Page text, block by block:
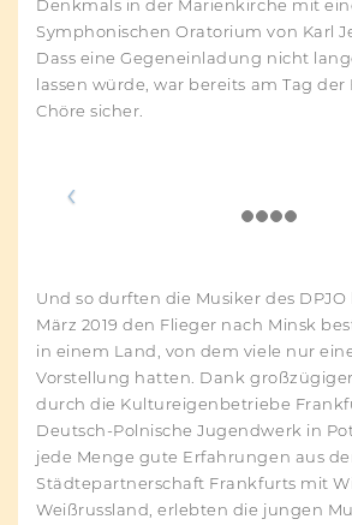
Denkmals in der Marienkirche mit
Symphonischen Oratorium von Karl
Dass eine Gegeneinladung nicht
lassen würde, war bereits am Tag
Chöre sicher.
Und so durften die Musiker des DPJO
März 2019 den Flieger nach Minsk
in einem Land, von dem viele nur
Vorstellung hatten. Dank
durch die Kultureigenbetriebe
Deutsch-Polnische Jugendwerk in
jede Menge gute Erfahrungen aus
Städtepartnerschaft Frankfurts mit
Weißrussland, erlebten die jungen